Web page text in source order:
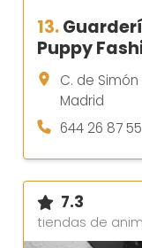
13.
Puppy
C. de
Madrid
644 26 87 55
7.3
tiendas de